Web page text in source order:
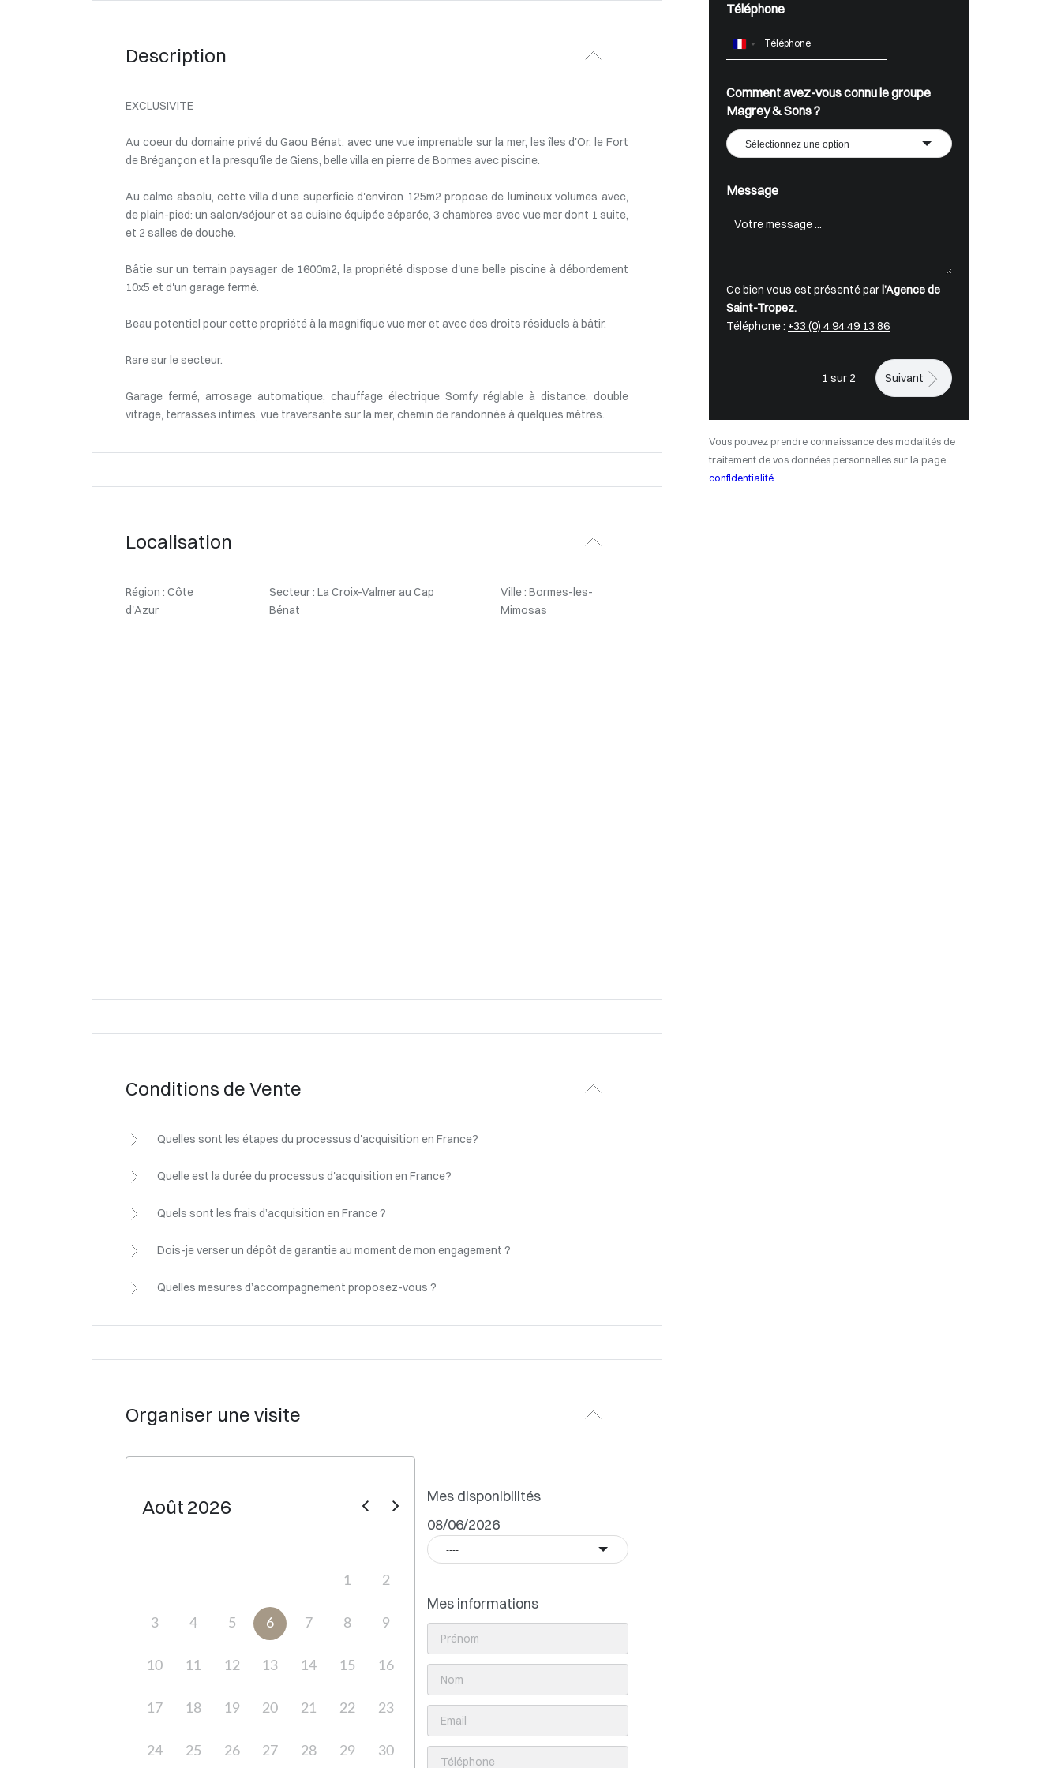
Description
EXCLUSIVITE
Au coeur du domaine privé du Gaou Bénat, avec une vue imprenable sur la mer, les îles d'Or, le Fort
de Brégançon et la presqu'île de Giens, belle villa en pierre de Bormes avec piscine.
Au calme absolu, cette villa d'une superficie d'environ 125m2 propose de lumineux volumes avec,
de plain-pied: un salon/séjour et sa cuisine équipée séparée, 3 chambres avec vue mer dont 1 suite,
et 2 salles de douche.
Bâtie sur un terrain paysager de 1600m2, la propriété dispose d'une belle piscine à débordement
10x5 et d'un garage fermé.
Beau potentiel pour cette propriété à la magnifique vue mer et avec des droits résiduels à bâtir.
Rare sur le secteur.
Garage fermé, arrosage automatique, chauffage électrique Somfy réglable à distance, double
vitrage, terrasses intimes, vue traversante sur la mer, chemin de randonnée à quelques mètres.
Localisation
Région : Côte
d'Azur
Secteur : La Croix-Valmer au Cap
Bénat
Ville : Bormes-les-
Mimosas
Conditions de Vente
Quelles sont les étapes du processus d'acquisition en France?
Quelle est la durée du processus d'acquisition en France?
Quels sont les frais d’acquisition en France ?
Dois-je verser un dépôt de garantie au moment de mon engagement ?
Quelles mesures d’accompagnement proposez-vous ?
Organiser une visite
Août 2026
1 2
3 4 5 6 7 8 9
10 11 12 13 14 15 16
17 18 19 20 21 22 23
24 25 26 27 28 29 30
Mes disponibilités
08/06/2026
----
Mes informations
Téléphone
France
Comment avez-vous connu le groupe
Magrey & Sons ?
Sélectionnez une option
Message
Ce bien vous est présenté par l’Agence de
Saint-Tropez.
Téléphone : +33 (0) 4 94 49 13 86
1 sur 2 Suivant
Vous pouvez prendre connaissance des modalités de
traitement de vos données personnelles sur la page
confidentialité.